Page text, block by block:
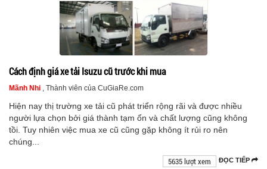
Cách định giá xe tải Isuzu cũ trước khi mua
Mãnh Nhi , Thành viên của CuGiaRe.com
Hiện nay thị trường xe tải cũ phát triển rộng rãi và được nhiều
người lựa chọn bởi giá thành tạm ổn và chất lượng cũng không
tồi. Tuy nhiên việc mua xe cũ cũng gặp không ít rủi ro nên
chúng...
ĐỌC TIẾP
5635 lượt xem